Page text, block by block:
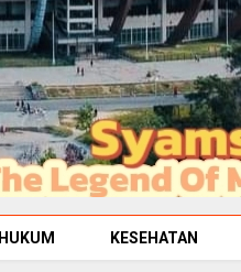
HUKUM KESEHATAN